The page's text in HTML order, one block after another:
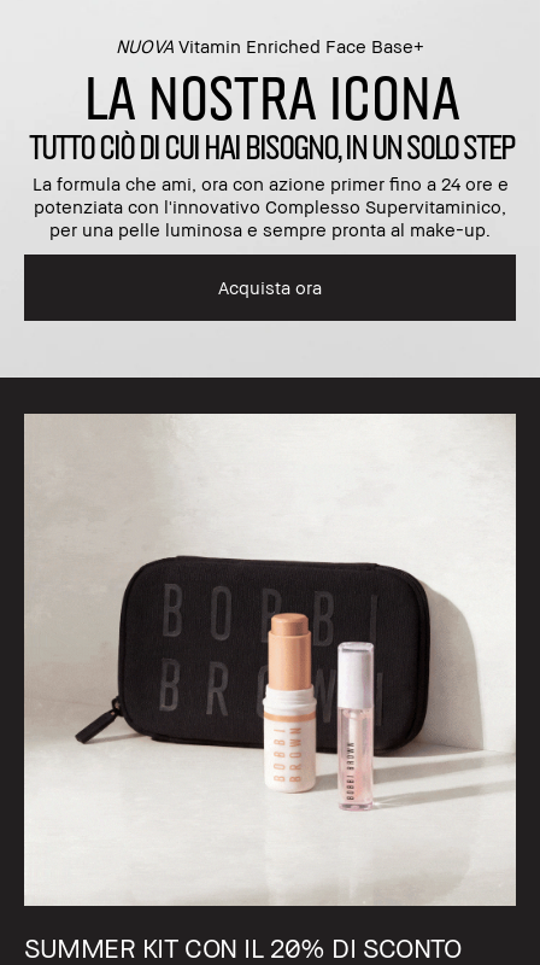
NUOVA Vitamin Enriched Face Base+​
LA NOSTRA ICONA
TUTTO CIÒ DI CUI HAI BISOGNO, IN UN SOLO STEP
La formula che ami, ora con azione primer fino a 24 ore e
potenziata con l'innovativo Complesso Supervitaminico,
per una pelle luminosa e sempre pronta al make-up.
Acquista ora
SUMMER KIT CON IL 20% DI SCONTO